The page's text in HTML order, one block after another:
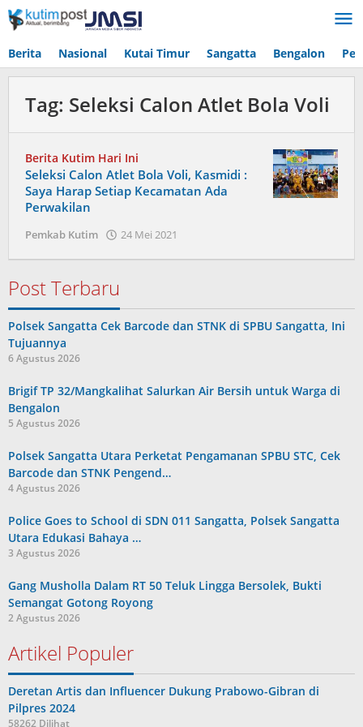
Lewati
ke
Berita Nasional Kutai Timur Sangatta Bengalon
Tag: Seleksi Calon Atlet Bola Voli
Berita Kutim Hari Ini
Seleksi Calon Atlet Bola Voli, Kasmidi :
Saya Harap Setiap Kecamatan Ada
Perwakilan
Pemkab Kutim 24 Mei 2021
Post Terbaru
Polsek Sangatta Cek Barcode dan STNK di SPBU Sangatta, Ini
Tujuannya
6 Agustus 2026
Brigif TP 32/Mangkalihat Salurkan Air Bersih untuk Warga di
Bengalon
5 Agustus 2026
Polsek Sangatta Utara Perketat Pengamanan SPBU STC, Cek
Barcode dan STNK Pengend…
4 Agustus 2026
Police Goes to School di SDN 011 Sangatta, Polsek Sangatta
Utara Edukasi Bahaya …
3 Agustus 2026
Gang Musholla Dalam RT 50 Teluk Lingga Bersolek, Bukti
Semangat Gotong Royong
2 Agustus 2026
Artikel Populer
Deretan Artis dan Influencer Dukung Prabowo-Gibran di
Pilpres 2024
58262 Dilihat